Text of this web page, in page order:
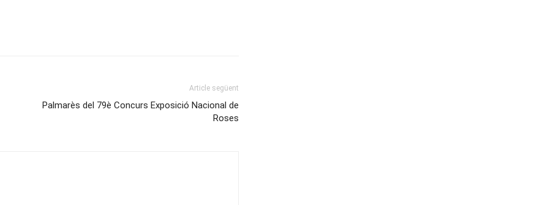
Article següent
Palmarès del 79è Concurs Exposició Nacional de
Roses